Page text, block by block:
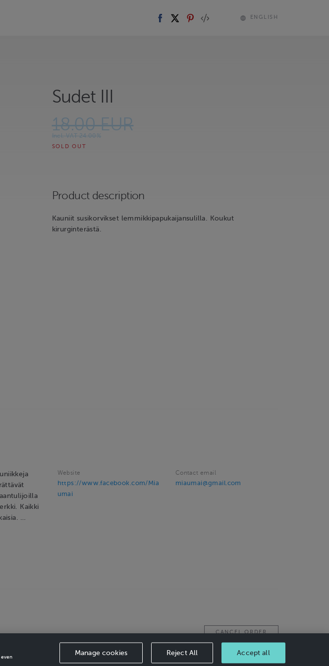
ENGLISH
Sudet III
18.00 EUR
Incl. VAT 24.00%
SOLD OUT
Product description
Kauniit susikorvikset lemmikkipapukaijansulilla. Koukut
kirurginterästä.
Kaikki
…
Website
https://www.facebook.com/Mia
umai
Contact email
miaumai@gmail.com
CANCEL ORDER
even
Manage cookies Reject All Accept all